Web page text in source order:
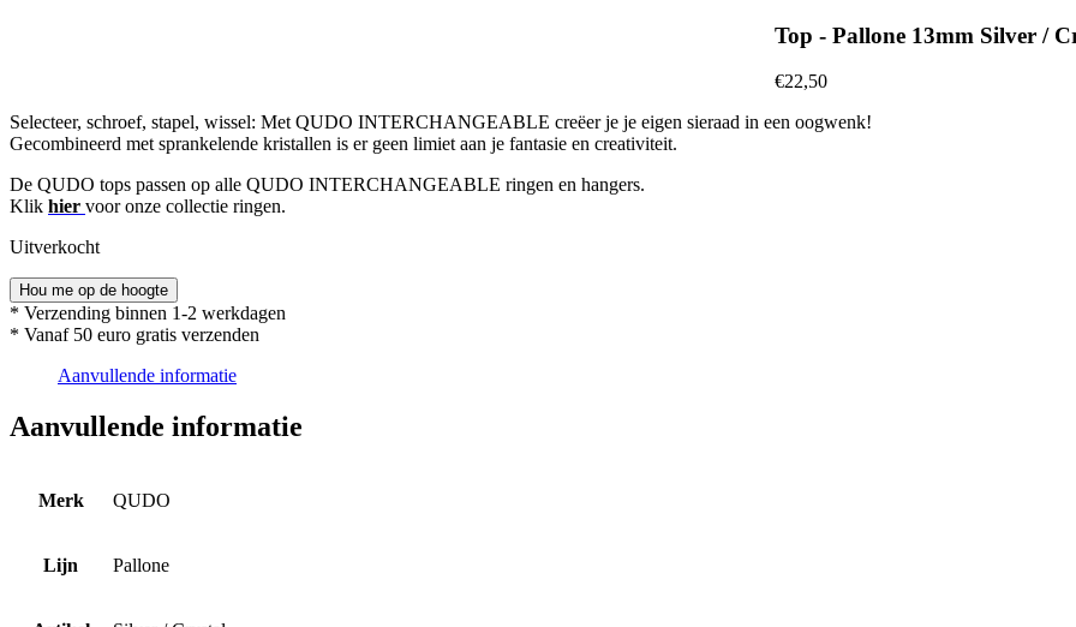
Top - Pallone 13mm Silver /
€22,50
Selecteer, schroef, stapel, wissel: Met QUDO INTERCHANGEABLE creëer je je eigen sieraad in een oogwenk!
Gecombineerd met sprankelende kristallen is er geen limiet aan je fantasie en creativiteit.
De QUDO tops passen op alle QUDO INTERCHANGEABLE ringen en hangers.
Klik hier voor onze collectie ringen.
Uitverkocht
Hou me op de hoogte
* Verzending binnen 1-2 werkdagen
* Vanaf 50 euro gratis verzenden
Aanvullende informatie
Aanvullende informatie
Merk QUDO
Lijn Pallone